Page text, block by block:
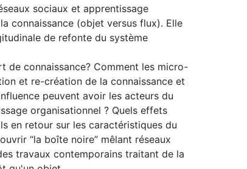
sociaux et apprentissage
connaissance (objet versus flux). Elle
de refonte du système
de connaissance? Comment les micro-
et re-création de la connaissance et
peuvent avoir les acteurs du
organisationnel ? Quels effets
en retour sur les caractéristiques du
“la boîte noire” mêlant réseaux
travaux contemporains traitant de la